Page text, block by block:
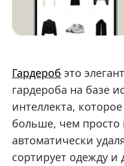
Гардероб это
гардероба на базе
интеллекта,
больше, чем
автоматически
сортирует одежду